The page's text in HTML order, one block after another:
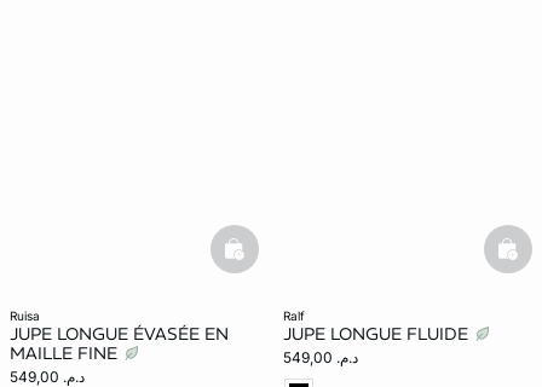
ruisa
JUPE LONGUE ÉVASÉE EN
MAILLE FINE
د.م. 549,00
basketfull
ralf
JUPE LONGUE FLUIDE
د.م. 549,00